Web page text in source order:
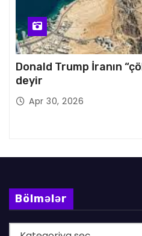
Donald Trump İranın
deyir
Apr 30, 2026
Bölmələr